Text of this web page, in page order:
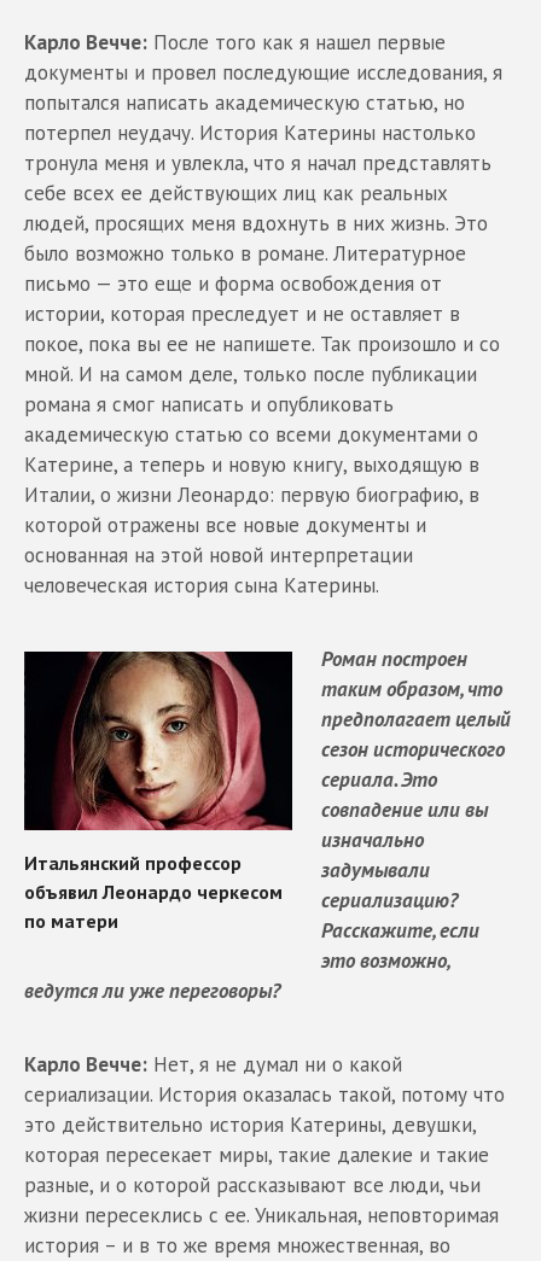
Карло Вечче: После того как я нашел первые
документы и провел последующие исследования, я
попытался написать академическую статью, но
потерпел неудачу. История Катерины настолько
тронула меня и увлекла, что я начал представлять
себе всех ее действующих лиц как реальных
людей, просящих меня вдохнуть в них жизнь. Это
было возможно только в романе. Литературное
письмо — это еще и форма освобождения от
истории, которая преследует и не оставляет в
покое, пока вы ее не напишете. Так произошло и со
мной. И на самом деле, только после публикации
романа я смог написать и опубликовать
академическую статью со всеми документами о
Катерине, а теперь и новую книгу, выходящую в
Италии, о жизни Леонардо: первую биографию, в
которой отражены все новые документы и
основанная на этой новой интерпретации
человеческая история сына Катерины.
Роман построен
таким образом, что
предполагает целый
сезон исторического
сериала. Это
совпадение или вы
изначально
задумывали
сериализацию?
Расскажите, если
это возможно,
ведутся ли уже переговоры?
Карло Вечче: Нет, я не думал ни о какой
сериализации. История оказалась такой, потому что
это действительно история Катерины, девушки,
которая пересекает миры, такие далекие и такие
разные, и о которой рассказывают все люди, чьи
жизни пересеклись с ее. Уникальная, неповторимая
история – и в то же время множественная, во